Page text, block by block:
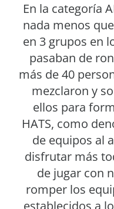
En la categoría
nada menos
en 3 grupos en
pasaban de
más de 40
mezclaron y
ellos para
HATS, como
de equipos al
disfrutar más
de jugar con
romper los
establecidos a